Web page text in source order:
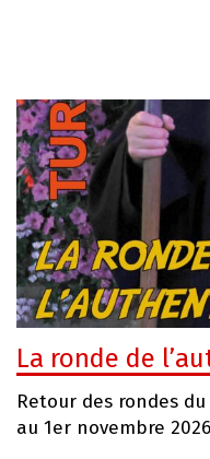
Retour des rondes
au 1er novembre